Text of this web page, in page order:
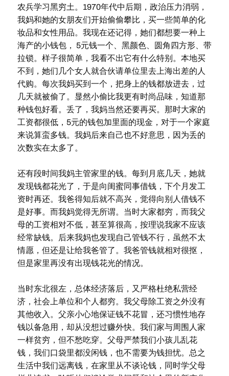
农兵学习黑穷土。1970年代中后期，政治压力消弱，
我妈和她的女朋友们开始偷偷攀比，买一些简单的化
妆品和女性用品。我现在还记得，她们都想要一种上
海产的小钱包， 5元钱一个、黑颜色、圆角四方形、带
拉锁。样子很简单，我看不出它有什么特别。本地买
不到，她们几个女人就合伙请单位里去上海出差的人
代购。每次我妈买到一个，把身上的钱都放进去，过
几天就被偷了。显然小偷比我更有时尚品味，知道那
种钱包好看。丢了，我妈当然还要再买。那时大家的
工资都很低，5元的钱包加里面的现金，对于一个家庭
来说算蛮多钱。我妈后来自己也不好意思，因为丢的
次数实在太多了。
还有段时间我妈主管家里的钱。每到月底几天，她就
发现钱都花光了，于是向闺蜜同事借钱，下个月发工
资时再还。我爸得知后就不高兴，觉得向别人借钱不
是好事。而我妈觉得无所谓。当时大家都穷，而我父
母的工资相对不低，甚至算很高，按理说我家不应该
经常缺钱。后来我妈也发现自己管钱不行，虽然不太
情愿，但还是让给我爸管了。我爸管钱就相对很抠，
但是家里再没有出现钱花光的情况。
当时东北很左，总体经济落后，又严格杜绝私营经
济，社会上单位和个人都穷。我父母除工资之外没有
其他收入。父亲小心地保证钱不花冒，还习惯性地存
钱以备急用，却从没想过赚外快。我们家与周围人家
一样贫穷，但不愁吃穿。父母严禁我们小孩儿乱花
钱，我们口袋里都没闲钱，也不需要为钱担忧。总之
生活中我们远离钱，在家里从不谈论钱，同时学父母